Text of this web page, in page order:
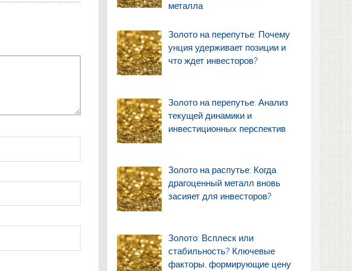
металла
Золото на перепутье: Почему
унция удерживает позиции и
что ждет инвесторов?
Золото на перепутье: Анализ
текущей динамики и
инвестиционных перспектив
Золото на распутье: Когда
драгоценный металл вновь
засияет для инвесторов?
Золото: Всплеск или
стабильность? Ключевые
факторы, формирующие цену